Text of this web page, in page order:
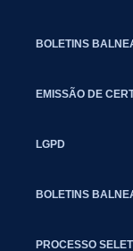
BOLETINS
EMISSÃO DE
LGPD
BOLETINS
PROCESSO